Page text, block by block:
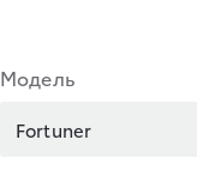
Модель
Fortuner